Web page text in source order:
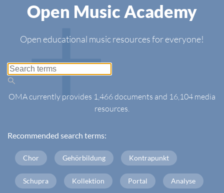
Open Music Academy
Open educational music resources for everyone!
OMA currently provides 1,466 documents and 16,104 media
resources.
Recommended search terms:
Chor Gehörbildung Kontrapunkt
Schupra Kollektion Portal Analyse